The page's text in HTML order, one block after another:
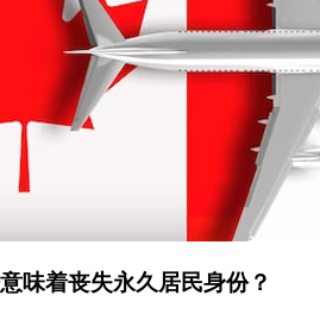
味着丧失永久居民身份？